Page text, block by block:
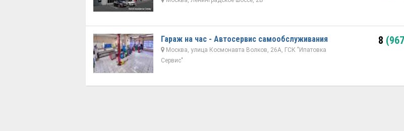
Гараж на час - Автосервис самообслуживания
Москва, улица Космонавта Волков, 26А, ГСК "Ипатовка
Сервис"
8